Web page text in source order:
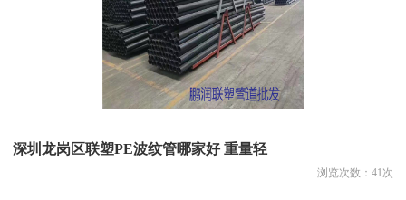
深圳龙岗区联塑PE波纹管哪家好 重量轻
浏览次数： 41 次